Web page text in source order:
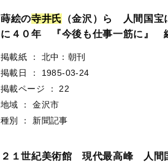
蒔絵の寺井氏
（金沢）ら 人間国
に４０年 『今後も仕事一筋に』
掲載紙 ：
北中：朝刊
掲載日
：
1985-03-24
掲載ページ
：
22
地域
：
金沢市
種別
： 新聞記事
２１世紀美術館 現代最高峰 人間